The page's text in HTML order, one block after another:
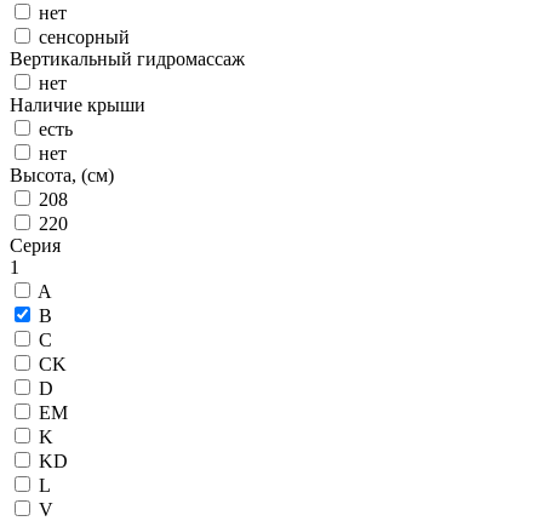
нет
сенсорный
Вертикальный гидромассаж
нет
Наличие крыши
есть
нет
Высота, (см)
208
220
Серия
1
A
B
C
CK
D
EM
K
KD
L
V